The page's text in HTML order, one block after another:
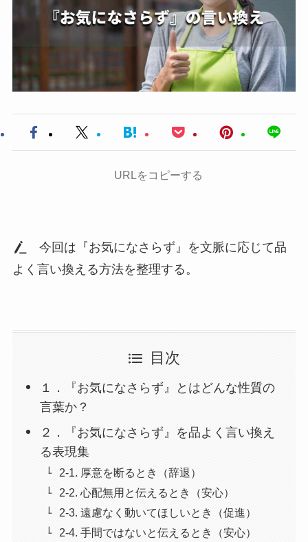
URLをコピーする
今回は『お気になさらず』を文脈に応じて品
よく言い換える方法を整理する。
目次
１．『お気になさらず』とはどんな性質の
言葉か？
２．『お気になさらず』を品よく言い換え
る表現集
2-1. 厚意を断るとき（辞退）
2-2. 心配無用と伝えるとき（安心）
2-3. 遠慮なく動いてほしいとき（促進）
2-4. 手間ではないと伝えるとき（安心）